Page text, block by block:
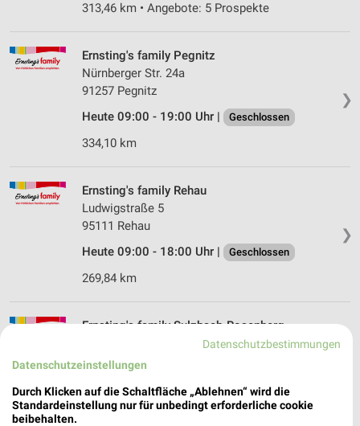
313,46 km • Angebote: 5 Prospekte
❯
Ernsting's family Pegnitz
Nürnberger Str. 24a
91257 Pegnitz
Heute 09:00 - 19:00 Uhr |
Geschlossen
334,10 km
❯
Ernsting's family Rehau
Ludwigstraße 5
95111 Rehau
Heute 09:00 - 18:00 Uhr |
Geschlossen
269,84 km
Ernsting's family Sulzbach-Rosenberg
Rosenberger Straße 22
92237 Sulzbach-Rosenberg
Heute 09:00 - 18:00 Uhr | Geschlossen
354,95 km
Datenschutzbestimmungen
Datenschutzeinstellungen
Durch Klicken auf die Schaltfläche „Ablehnen“ wird die
Standardeinstellung nur für unbedingt erforderliche cookie
beibehalten.